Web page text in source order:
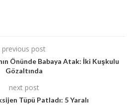
previous post
Önünde Babaya Atak: İki Kuşkulu
Gözaltında
next post
Tüpü Patladı: 5 Yaralı